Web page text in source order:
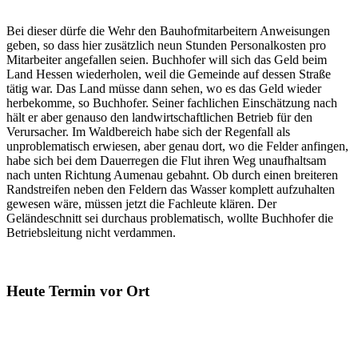
Bei dieser dürfe die Wehr den Bauhofmitarbeitern Anweisungen
geben, so dass hier zusätzlich neun Stunden Personalkosten pro
Mitarbeiter angefallen seien. Buchhofer will sich das Geld beim
Land Hessen wiederholen, weil die Gemeinde auf dessen Straße
tätig war. Das Land müsse dann sehen, wo es das Geld wieder
herbekomme, so Buchhofer. Seiner fachlichen Einschätzung nach
hält er aber genauso den landwirtschaftlichen Betrieb für den
Verursacher. Im Waldbereich habe sich der Regenfall als
unproblematisch erwiesen, aber genau dort, wo die Felder anfingen,
habe sich bei dem Dauerregen die Flut ihren Weg unaufhaltsam
nach unten Richtung Aumenau gebahnt. Ob durch einen breiteren
Randstreifen neben den Feldern das Wasser komplett aufzuhalten
gewesen wäre, müssen jetzt die Fachleute klären. Der
Geländeschnitt sei durchaus problematisch, wollte Buchhofer die
Betriebsleitung nicht verdammen.
Heute Termin vor Ort